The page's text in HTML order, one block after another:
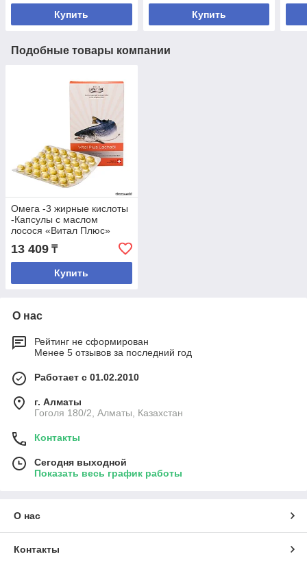
Купить Купить
Подобные товары компании
Омега -3 жирные кислоты
-Капсулы с маслом
лосося «Витал Плюс»
13 409 ₸
Купить
О нас
Рейтинг не сформирован
Менее 5 отзывов за последний год
Работает с 01.02.2010
г. Алматы
Гоголя 180/2, Алматы, Казахстан
Контакты
Сегодня выходной
Показать весь график работы
О нас
Контакты